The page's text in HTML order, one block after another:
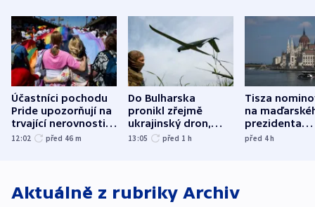
Účastníci pochodu
Pride upozorňují na
trvající nerovnosti i
společenskou
12:02 před 46 m
Do Bulharska
pronikl zřejmě
ukrajinský dron,
explodoval kilometr
13:05 před 1 h
Tisza
na
prezidenta
bývalého
před 4h
Aktuálně z rubriky Archiv